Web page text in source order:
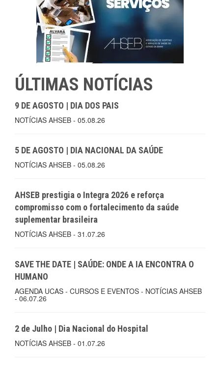
ÚLTIMAS NOTÍCIAS
9 DE AGOSTO | DIA DOS PAIS
NOTÍCIAS AHSEB - 05.08.26
5 DE AGOSTO | DIA NACIONAL DA SAÚDE
NOTÍCIAS AHSEB - 05.08.26
AHSEB prestigia o Integra 2026 e reforça
compromisso com o fortalecimento da saúde
suplementar brasileira
NOTÍCIAS AHSEB - 31.07.26
SAVE THE DATE | SAÚDE: ONDE A IA ENCONTRA O
HUMANO
AGENDA UCAS - CURSOS E EVENTOS - NOTÍCIAS AHSEB
- 06.07.26
2 de Julho | Dia Nacional do Hospital
NOTÍCIAS AHSEB - 01.07.26